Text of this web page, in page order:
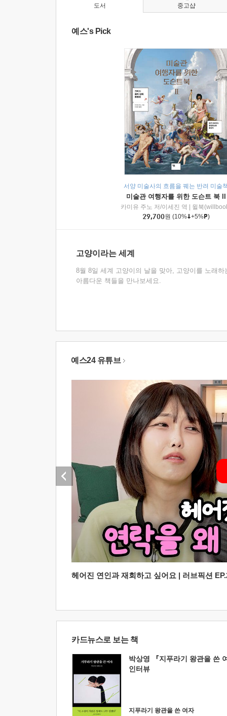
도서
예스's Pick
서양 미술사의 흐름을 꿰는 반려 미술
미술관 여행자를 위한 도슨트 북 II
카미유 주노 저/이세진 역
윌북
29,700원 (10% +5% )
고양이라는 세계
8월 8일 세계 고양이의 날을 맞아, 고양이를 노래하
아름다운 책들을 만나보세요.
중고샵
예스24 유튜브
헤어진 연인과 재회하고 싶어요 | 러브픽션
카드뉴스로 보는 책
박상영 『지푸라기 왕관을 쓴
인터뷰
지푸라기 왕관을 쓴 여자